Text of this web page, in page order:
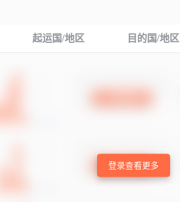
起运国/地区 目的国/地区
登录查看更多